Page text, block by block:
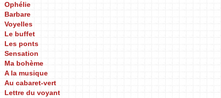
Ophélie
Barbare
Voyelles
Le buffet
Les ponts
Sensation
Ma bohème
A la musique
Au cabaret-vert
Lettre du voyant